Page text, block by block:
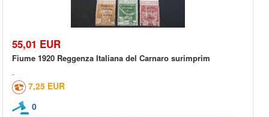
55,01 EUR
Fiume 1920 Reggenza Italiana del Carnaro surimprim
7,25 EUR
0